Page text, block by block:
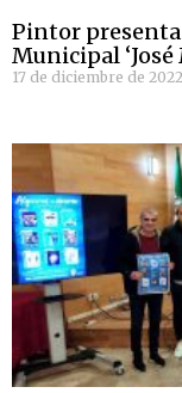
Pintor presenta
Municipal ‘José
17 de diciembre de 2022